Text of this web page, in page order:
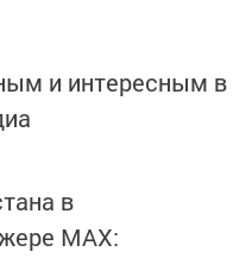
и интересным в
в
MАХ: